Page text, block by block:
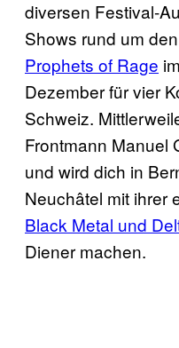
diversen Festival-
Shows rund um
Prophets of Rage
Dezember für vier
Schweiz.
Frontmann Manuel
und wird dich in
Neuchâtel mit ihrer
Black Metal und
Diener machen.